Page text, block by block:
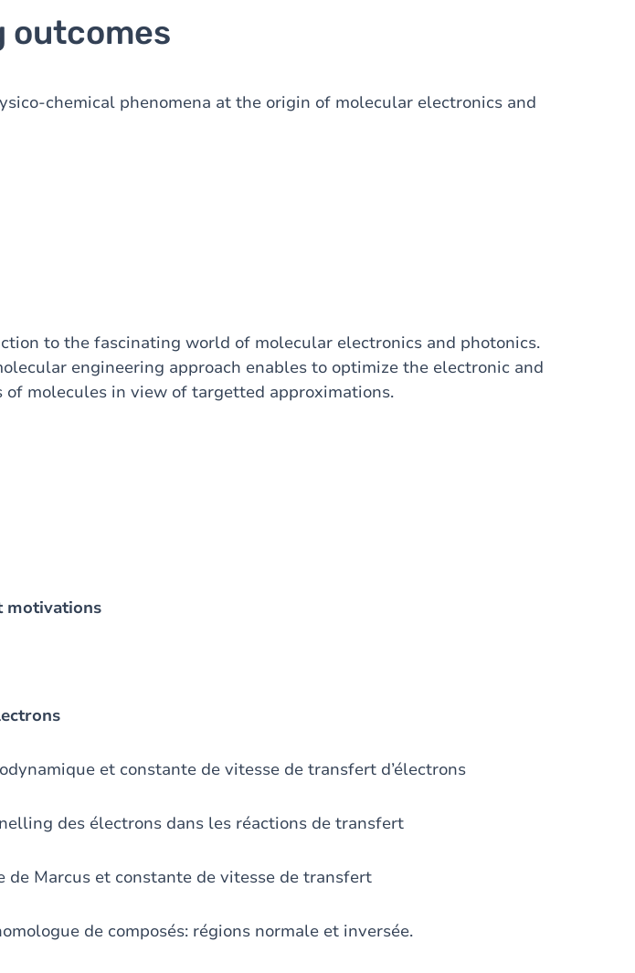
outcomes
chemical phenomena at the origin of molecular electronics and
to the fascinating world of molecular electronics and photonics.
engineering approach enables to optimize the electronic and
of molecules in view of targetted approximations.
motivations
et constante de vitesse de transfert d’électrons
des électrons dans les réactions de transfert
Marcus et constante de vitesse de transfert
de composés: régions normale et inversée.